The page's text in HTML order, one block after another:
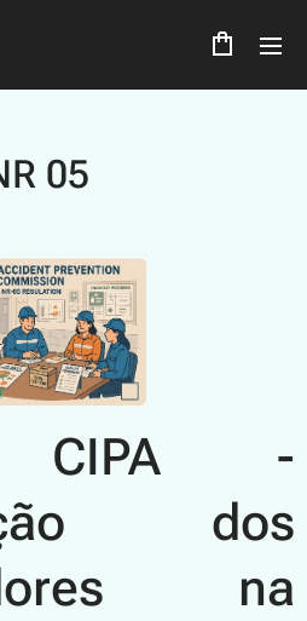
05
CIPA -
dos
na